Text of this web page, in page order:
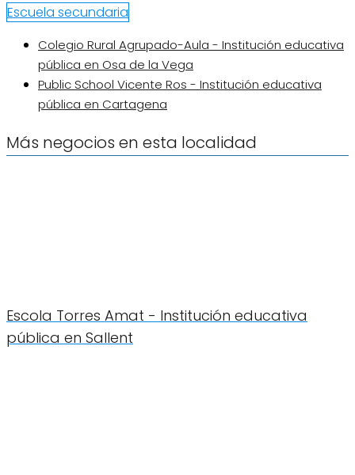
Escuela secundaria
Colegio Rural Agrupado-Aula - Institución educativa
pública en Osa de la Vega
Public School Vicente Ros - Institución educativa
pública en Cartagena
Más negocios en esta localidad
Escola Torres Amat - Institución educativa
pública en Sallent